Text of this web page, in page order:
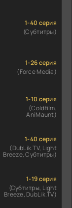
1-40 серия
(Субтитры)
1-26 серия
(Force Media)
1-10 серия
(Coldfilm,
AniMaunt)
1-40 серия
(DubLik.TV, Light
Breeze, Субтитры)
1-19 серия
(Субтитры, Light
Breeze, DubLik.TV)